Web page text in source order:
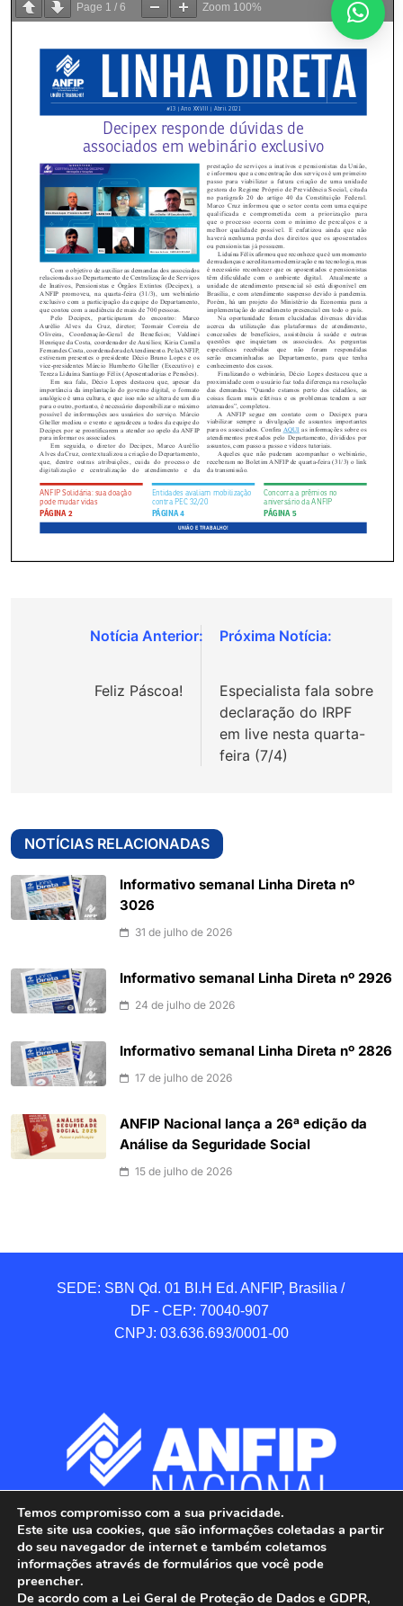
Page 1 / 6 Zoom 100%
Navegação
Feliz Páscoa!
Especialista fala sobre
declaração do IRPF
em live nesta quarta-
feira (7/4)
NOTÍCIAS RELACIONADAS
Informativo semanal Linha Direta nº
3026
31 de julho de 2026
Informativo semanal Linha Direta nº 2926
24 de julho de 2026
Informativo semanal Linha Direta nº 2826
17 de julho de 2026
ANFIP Nacional lança a 26ª edição da
Análise da Seguridade Social
15 de julho de 2026
SEDE: SBN Qd. 01 BI.H Ed. ANFIP, Brasilia /
DF - CEP: 70040-907
CNPJ: 03.636.693/0001-00
Temos compromisso com a sua privacidade.
Este site usa cookies, que são informações coletadas a partir
do seu navegador de internet e também coletamos
informações através de formulários que você pode
preencher.
De acordo com a Lei Geral de Proteção de Dados e GDPR,